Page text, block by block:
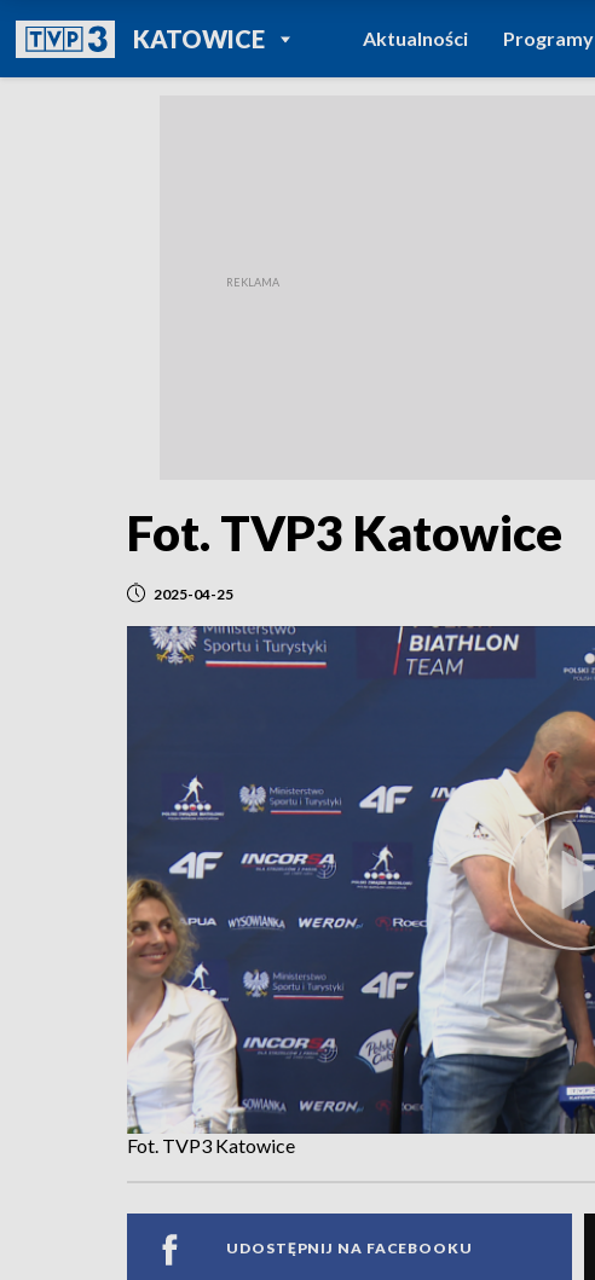
KATOWICEPOWRÓT DO
TVP REGIONY
Aktualności Programy
Fot. TVP3 Katowice
2025-04-25
Fot. TVP3 Katowice
UDOSTĘPNIJ NA FACEBOOKU